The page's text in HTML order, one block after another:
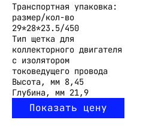
Транспортная упаковка:
размер/кол-во
29*28*23.5/450
Тип щетка для
коллекторного двигателя
с изолятором
токоведущего провода
Высота, мм 8,45
Глубина, мм 21,9
Показать цену